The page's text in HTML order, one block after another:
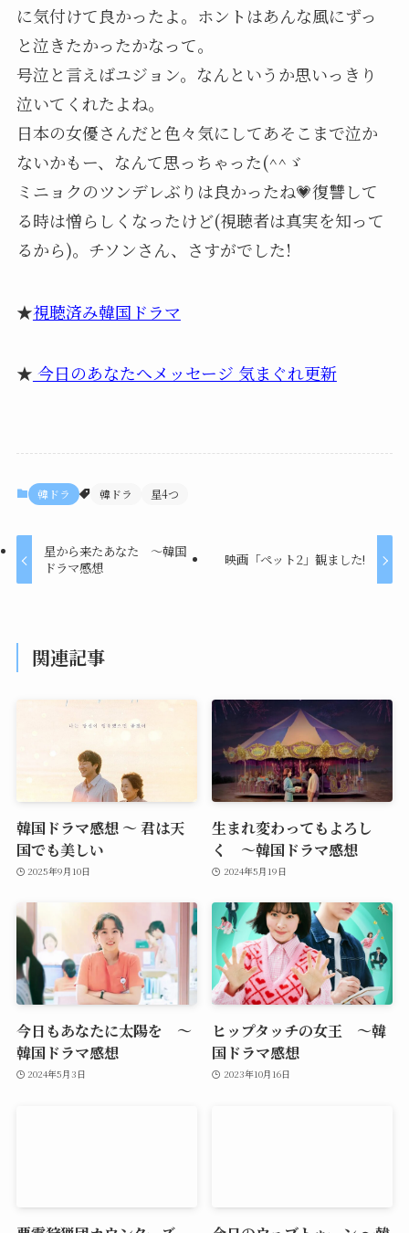
に気付けて良かったよ。ホントはあんな風にずっ
と泣きたかったかなって。
号泣と言えばユジョン。なんというか思いっきり
泣いてくれたよね。
日本の女優さんだと色々気にしてあそこまで泣か
ないかもー、なんて思っちゃった(^^ゞ
ミニョクのツンデレぶりは良かったね💗復讐して
る時は憎らしくなったけど(視聴者は真実を知って
るから)。チソンさん、さすがでした!
★視聴済み韓国ドラマ
★ 今日のあなたへメッセージ 気まぐれ更新
韓ドラ 韓ドラ 星4つ
星から来たあなた ～韓国
ドラマ感想
映画「ペット2」観ました!
関連記事
韓国ドラマ感想 ～ 君は天
国でも美しい
2025年9月10日
生まれ変わってもよろし
く ～韓国ドラマ感想
2024年5月19日
今日もあなたに太陽を ～
韓国ドラマ感想
2024年5月3日
ヒップタッチの女王 ～韓
国ドラマ感想
2023年10月16日